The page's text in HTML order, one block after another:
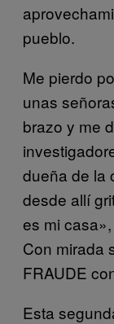
pueblo.
Me pierdo
unas
brazo y me
dueña de la
desde allí
es mi
Con mirada
FRAUDE
Esta